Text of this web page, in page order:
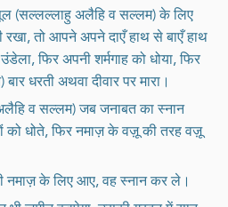
(सल्लल्लाहु अलैहि व सल्लम) के लिए
रखा, तो आपने अपने दाएँ हाथ से बाएँ हाथ
उंडेला, फिर अपनी शर्मगाह को धोया, फिर
धरती अथवा दीवार पर मारा।
व सल्लम) जब जनाबत का स्नान
को धोते, फिर नमाज़ के वज़ू की तरह वज़ू
नमाज़ के लिए आए, वह स्नान कर ले।